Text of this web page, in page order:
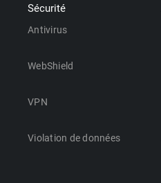
Sécurité
Antivirus
WebShield
VPN
Violation de données